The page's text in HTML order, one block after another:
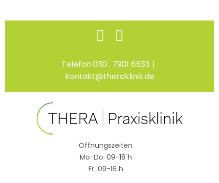
Skip
Facebook
Telefon 030 . 7901 6533 |
kontakt@theraklinik.de
Öffnungszeiten
Mo-Do: 09-18 h
Fr: 09-16 h